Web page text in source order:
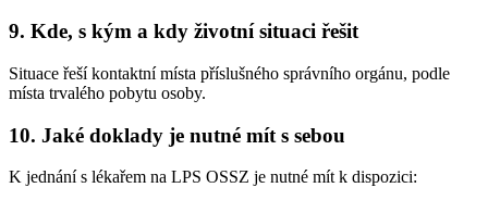
9. Kde, s kým a kdy životní situaci řešit
Situace řeší kontaktní místa příslušného správního orgánu, podle
místa trvalého pobytu osoby.
10. Jaké doklady je nutné mít s sebou
K jednání s lékařem na LPS OSSZ je nutné mít k dispozici: